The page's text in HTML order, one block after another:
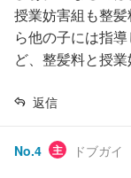
授業妨害組も整
ら他の子には指
ど、整髪料と授
返信
No.4 主 ドブガイ